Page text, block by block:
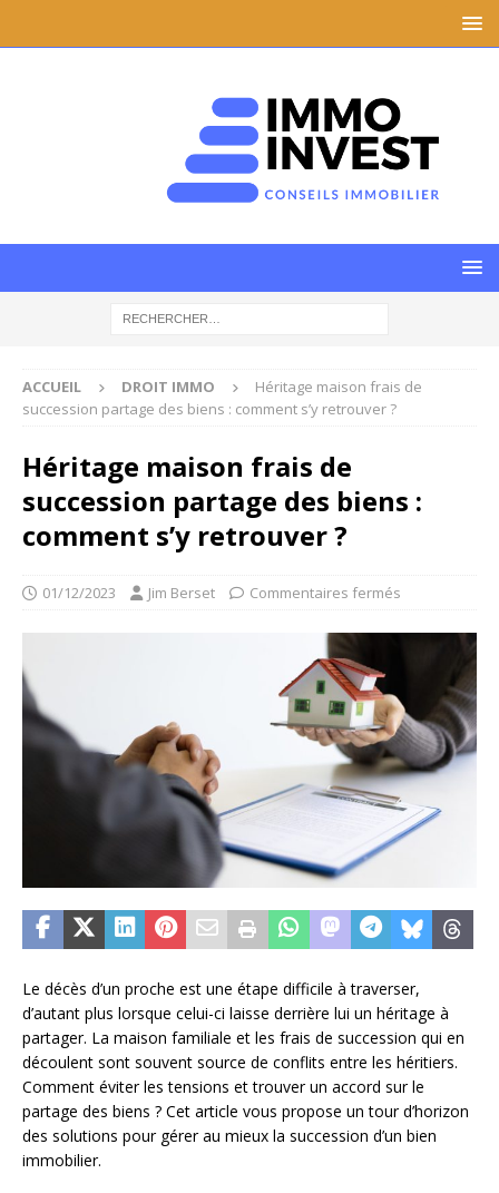
ACCUEIL DROIT IMMO
Héritage maison frais de
succession partage des biens : comment s’y retrouver ?
Héritage maison frais de
succession partage des biens :
comment s’y retrouver ?
01/12/2023 Jim Berset Commentaires fermés
Le décès d’un proche est une étape difficile à traverser,
d’autant plus lorsque celui-ci laisse derrière lui un héritage à
partager. La maison familiale et les frais de succession qui en
découlent sont souvent source de conflits entre les héritiers.
Comment éviter les tensions et trouver un accord sur le
partage des biens ? Cet article vous propose un tour d’horizon
des solutions pour gérer au mieux la succession d’un bien
immobilier.